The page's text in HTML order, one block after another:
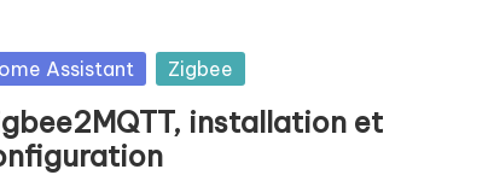
Assistant Zigbee
installation et